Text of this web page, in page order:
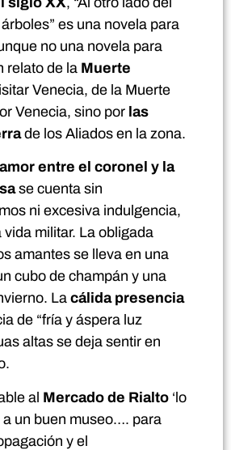
es una novela para
no una novela para
relato de la Muerte
Venecia, de la Muerte
Venecia, sino por las
de los Aliados en la zona.
amor entre el coronel y la
se cuenta sin
ni excesiva indulgencia,
vida militar. La obligada
amantes se lleva en una
cubo de champán y una
La cálida presencia
de “fría y áspera luz
altas se deja sentir en
al Mercado de Rialto ‘lo
a un buen museo…. para
y el